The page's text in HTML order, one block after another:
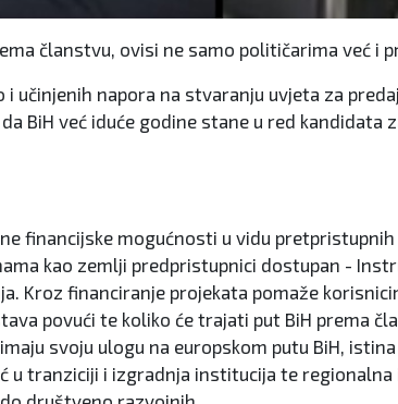
članstvu, ovisi ne samo političarima već i
učinjenih napora na stvaranju uvjeta za
BiH već iduće godine stane u red kandidata
financijske mogućnosti u vidu
kao zemlji predpristupnici dostupan -
Kroz financiranje projekata pomaže
povući te koliko će trajati put BiH prema
svoju ulogu na europskom putu BiH,
u tranziciji i izgradnja institucija te